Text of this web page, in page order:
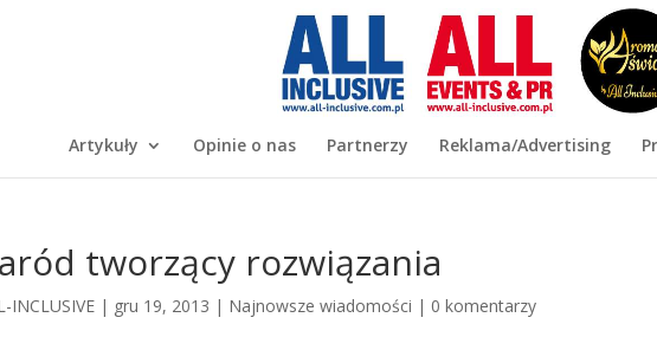
Artykuły Opinie o nas Partnerzy Reklama/Advertising
tworzący rozwiązania
INCLUSIVE | gru 19, 2013 | Najnowsze wiadomości | 0 komentarzy